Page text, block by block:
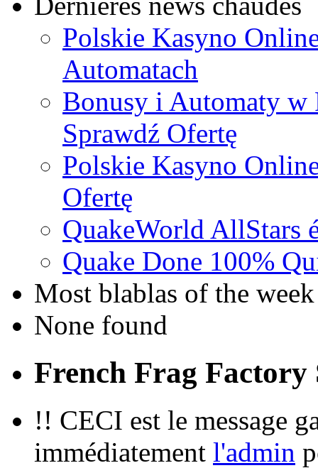
Polskie Kasyno
Automatach
Bonusy i Automaty w
Sprawdź Ofertę
Polskie Kasyno
Ofertę
QuakeWorld AllStars
Quake Done 100%
Most blablas of the week
None found
French Frag Factory
!! CECI est le message
immédiatement l'admin